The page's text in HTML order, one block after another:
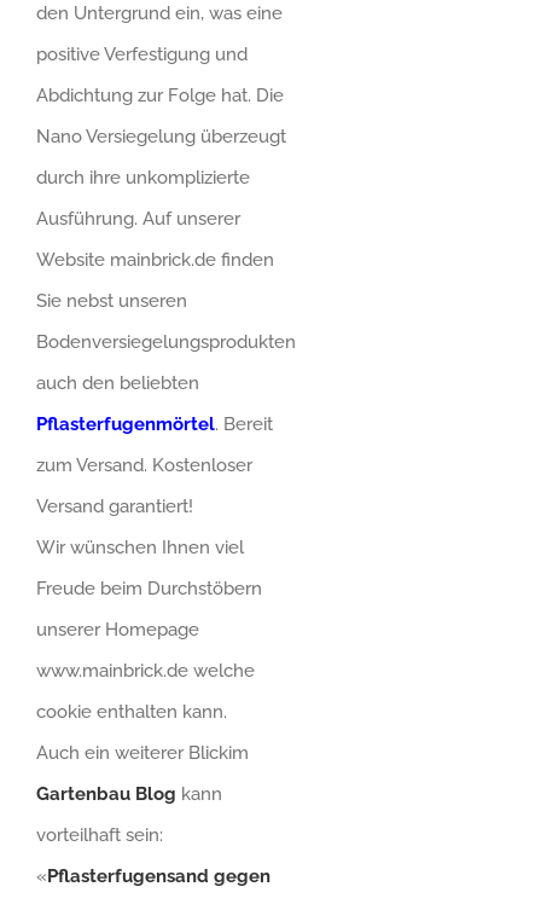
den Untergrund ein, was eine
positive Verfestigung und
Abdichtung zur Folge hat. Die
Nano Versiegelung überzeugt
durch ihre unkomplizierte
Ausführung. Auf unserer
Website mainbrick.de finden
Sie nebst unseren
Bodenversiegelungsprodukten
auch den beliebten
Pflasterfugenmörtel. Bereit
zum Versand. Kostenloser
Versand garantiert!
Wir wünschen Ihnen viel
Freude beim Durchstöbern
unserer Homepage
www.mainbrick.de welche
cookie enthalten kann.
Auch ein weiterer Blickim
Gartenbau Blog kann
vorteilhaft sein:
«Pflasterfugensand gegen